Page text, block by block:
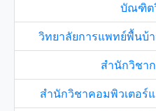
บัณฑิต
วิทยาลัยการแพทย์พื้นบ้
สำนักวิชา
สำนักวิชาคอมพิวเตอร์